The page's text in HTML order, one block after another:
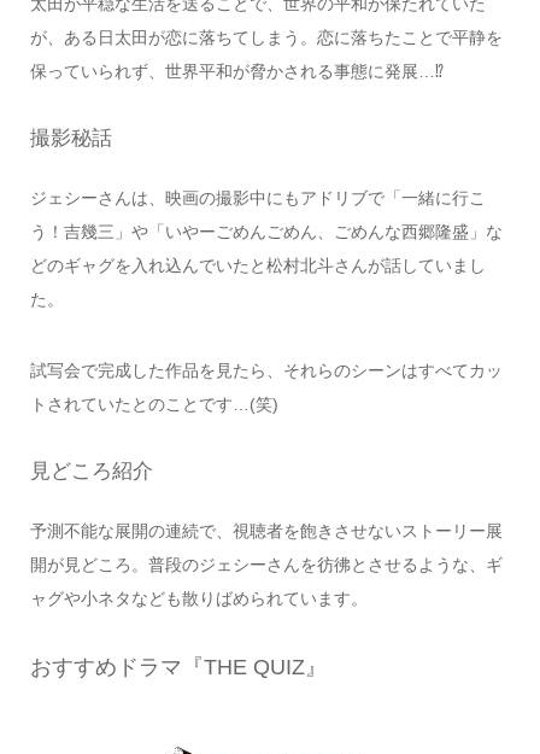
が、ある日太田が恋に落ちてしまう。恋に落ちたことで平静を
保っていられず、世界平和が脅かされる事態に発展…⁉
撮影秘話
ジェシーさんは、映画の撮影中にもアドリブで「一緒に行こ
う！吉幾三」や「いやーごめんごめん、ごめんな西郷隆盛」な
どのギャグを入れ込んでいたと松村北斗さんが話していまし
た。
試写会で完成した作品を見たら、それらのシーンはすべてカッ
トされていたとのことです…(笑)
見どころ紹介
予測不能な展開の連続で、視聴者を飽きさせないストーリー展
開が見どころ。普段のジェシーさんを彷彿とさせるような、ギ
ャグや小ネタなども散りばめられています。
おすすめドラマ『THE QUIZ』